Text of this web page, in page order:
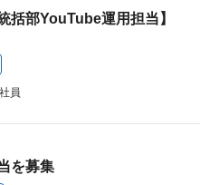
括部YouTube運用担当】
員
を募集